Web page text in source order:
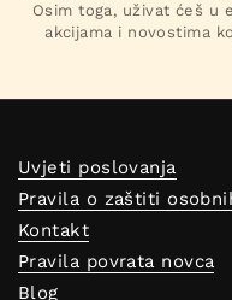
Osim toga, uživat ćeš u
akcijama i novostima
Uvjeti poslovanja
Pravila o zaštiti
Kontakt
Pravila povrata novca
Blog